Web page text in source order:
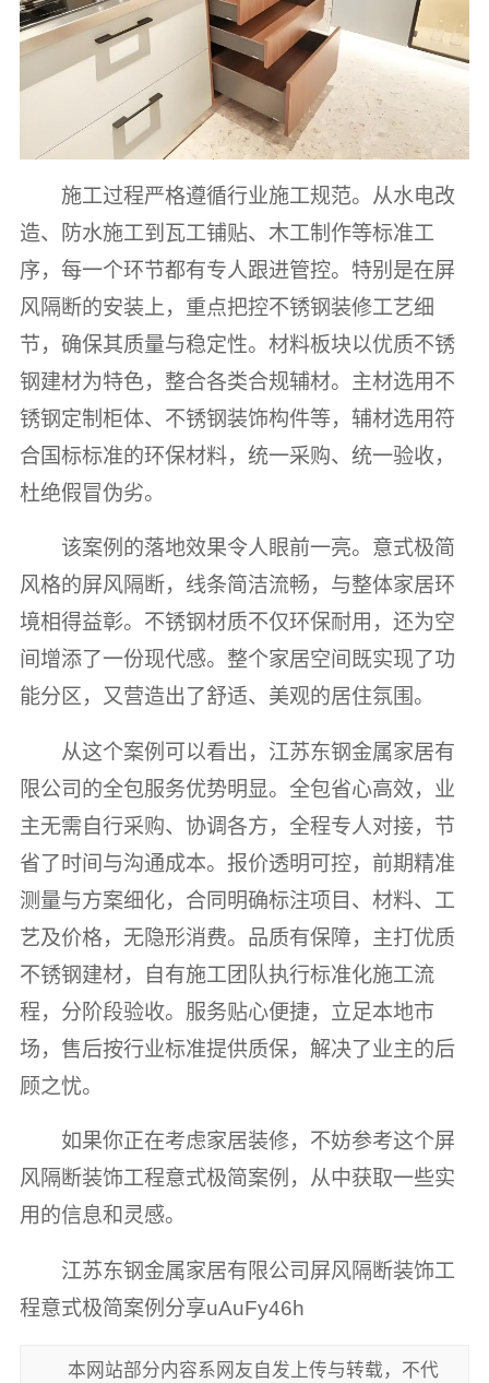
施工过程严格遵循行业施工规范。从水电改
造、防水施工到瓦工铺贴、木工制作等标准工
序，每一个环节都有专人跟进管控。特别是在屏
风隔断的安装上，重点把控不锈钢装修工艺细
节，确保其质量与稳定性。材料板块以优质不锈
钢建材为特色，整合各类合规辅材。主材选用不
锈钢定制柜体、不锈钢装饰构件等，辅材选用符
合国标标准的环保材料，统一采购、统一验收，
杜绝假冒伪劣。
该案例的落地效果令人眼前一亮。意式极简
风格的屏风隔断，线条简洁流畅，与整体家居环
境相得益彰。不锈钢材质不仅环保耐用，还为空
间增添了一份现代感。整个家居空间既实现了功
能分区，又营造出了舒适、美观的居住氛围。
从这个案例可以看出，江苏东钢金属家居有
限公司的全包服务优势明显。全包省心高效，业
主无需自行采购、协调各方，全程专人对接，节
省了时间与沟通成本。报价透明可控，前期精准
测量与方案细化，合同明确标注项目、材料、工
艺及价格，无隐形消费。品质有保障，主打优质
不锈钢建材，自有施工团队执行标准化施工流
程，分阶段验收。服务贴心便捷，立足本地市
场，售后按行业标准提供质保，解决了业主的后
顾之忧。
如果你正在考虑家居装修，不妨参考这个屏
风隔断装饰工程意式极简案例，从中获取一些实
用的信息和灵感。
江苏东钢金属家居有限公司屏风隔断装饰工
程意式极简案例分享uAuFy46h
本网站部分内容系网友自发上传与转载，不代